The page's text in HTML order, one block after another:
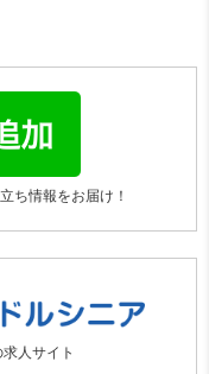
ち情報をお届け！
人サイト